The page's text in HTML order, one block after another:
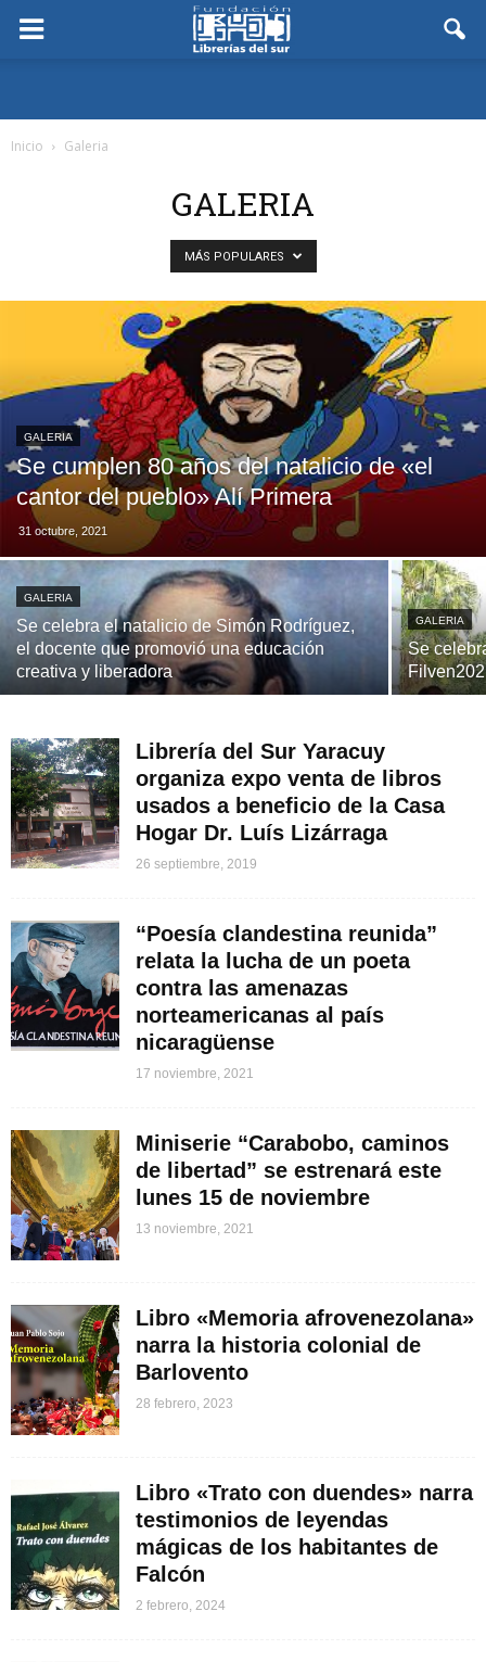
Inicio Galeria
GALERIA
MÁS POPULARES
GALERIA
Se cumplen 80 años del natalicio de «el
cantor del pueblo» Alí Primera
31 octubre, 2021
GALERIA
Se celebra el natalicio de Simón Rodríguez,
el docente que promovió una educación
creativa y liberadora
GALERIA
Se
Librería del Sur Yaracuy
organiza expo venta de libros
usados a beneficio de la Casa
Hogar Dr. Luís Lizárraga
26 septiembre, 2019
“Poesía clandestina reunida”
relata la lucha de un poeta
contra las amenazas
norteamericanas al país
nicaragüense
17 noviembre, 2021
Miniserie “Carabobo, caminos
de libertad” se estrenará este
lunes 15 de noviembre
13 noviembre, 2021
Libro «Memoria afrovenezolana»
narra la historia colonial de
Barlovento
28 febrero, 2023
Libro «Trato con duendes» narra
testimonios de leyendas
mágicas de los habitantes de
Falcón
2 febrero, 2024